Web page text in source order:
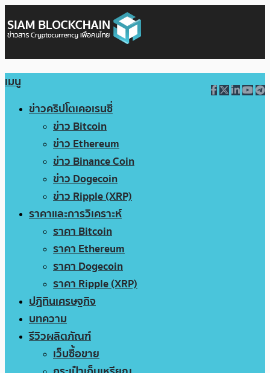
เมนู
ข่าวคริปโตเคอเรนซี่
ข่าว Bitcoin
ข่าว Ethereum
ข่าว Binance Coin
ข่าว Dogecoin
ข่าว Ripple (XRP)
ราคาและการวิเคราะห์
ราคา Bitcoin
ราคา Ethereum
ราคา Dogecoin
ราคา Ripple (XRP)
ปฏิทินเศรษฐกิจ
บทความ
รีวิวผลิตภัณฑ์
เว็บซื้อขาย